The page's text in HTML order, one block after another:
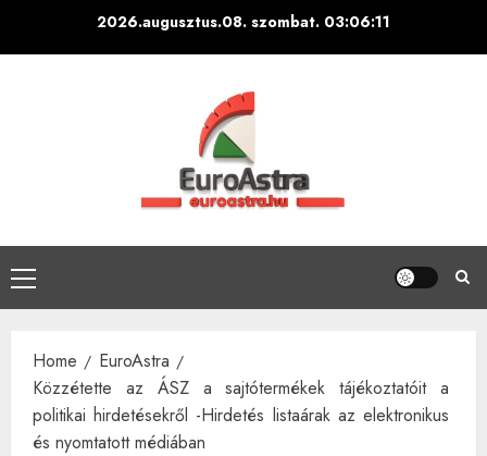
2026.augusztus.08. szombat. 03:06:12
Primary
Menu
Home
EuroAstra
Közzétette az ÁSZ a sajtótermékek tájékoztatóit a
politikai hirdetésekről -Hirdetés listaárak az elektronikus
és nyomtatott médiában